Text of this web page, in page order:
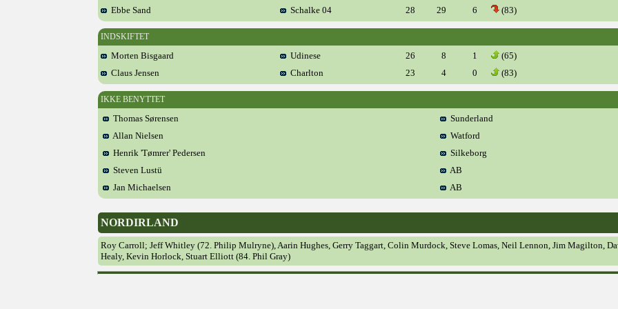
Ebbe Sand Schalke 04 28 29 6 (83)
INDSKIFTET
Morten Bisgaard Udinese 26 8 1
(65)
Claus Jensen
Charlton 23 4 0 (83)
IKKE BENYTTET
Thomas Sørensen
Sunderland
Allan Nielsen
Watford
Henrik 'Tømrer' Pedersen
Silkeborg
Steven Lustü
AB
Jan Michaelsen
AB
NORDIRLAND
Roy Carroll; Jeff Whitley (72. Philip Mulryne), Aarin Hughes, Gerry Taggart, Colin Murdock, Steve Lomas, Neil Lennon, Jim Magilton,
Healy, Kevin Horlock, Stuart Elliott (84. Phil Gray)